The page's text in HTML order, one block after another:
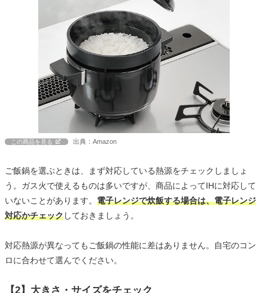
この商品を見る 出典：Amazon
ご飯鍋を選ぶときは、まず対応している熱源をチェックしましょ
う。ガス火で使えるものは多いですが、商品によってIHに対応して
いないことがあります。 電子レンジで炊飯する場合は、電子レンジ
対応かチェックしておきましょう。
対応熱源が異なってもご飯鍋の性能に差はありません。自宅のコン
ロに合わせて選んでください。
【2】大きさ・サイズをチェック